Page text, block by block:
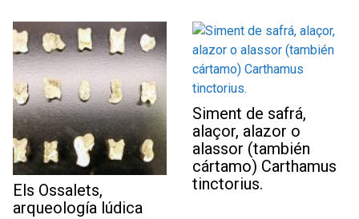
Els Ossalets,
arqueología lúdica
Siment de safrá,
alaçor, alazor o
alassor (también
cártamo) Carthamus
tinctorius.